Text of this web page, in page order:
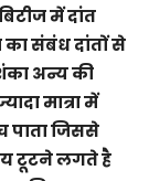
में दांत
का संबंध दांतों से
अन्य की
मात्रा में
पाता जिससे
टूटने लगते है